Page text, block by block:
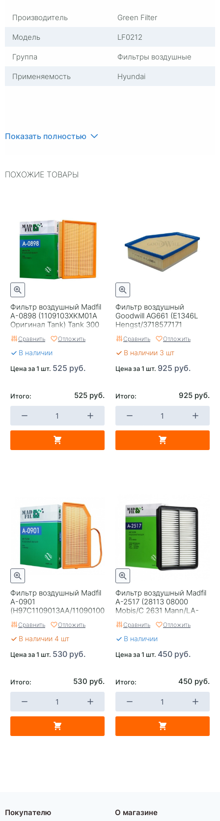
Производитель
Green Filter
Модель
LF0212
Группа
Фильтры воздушные
Применяемость
Hyundai
Показать полностью
ПОХОЖИЕ ТОВАРЫ
Фильтр воздушный Madfil
A-0898 (1109103XKM01A
Оригинал Tank) Tank 300
Сравнить Отложить
В наличии
Цена за 1 шт. 525 руб.
Итого: 525 руб.
Фильтр воздушный
Goodwill AG661 (E1346L
Hengst/3718577171
Оригинал BMW/C 28038
Mann)
Сравнить Отложить
В наличии 3 шт
Цена за 1 шт. 925 руб.
Итого: 925 руб.
Фильтр воздушный Madfil
A-0901
(H97C1109013AA/110901002
Оригинал Voyah) Free с
09.22
Сравнить Отложить
В наличии 4 шт
Цена за 1 шт. 530 руб.
Итого: 530 руб.
Фильтр воздушный Madfil
A-2517 (28113 08000
Mobis/C 2631 Mann/LA-
1415 Lynx)
Сравнить Отложить
В наличии
Цена за 1 шт. 450 руб.
Итого: 450 руб.
Покупателю О магазине